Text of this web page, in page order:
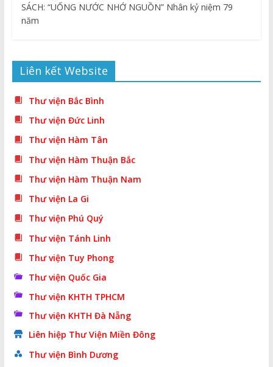
SÁCH: “UỐNG NƯỚC NHỚ NGUỒN” Nhân kỷ niệm 79
năm
Liên kết Website
Thư viện Bắc Bình
Thư viện Đức Linh
Thư viện Hàm Tân
Thư viện Hàm Thuận Bắc
Thư viện Hàm Thuận Nam
Thư viện La Gi
Thư viện Phú Quý
Thư viện Tánh Linh
Thư viện Tuy Phong
Thư viện Quốc Gia
Thư viện KHTH TPHCM
Thư viện KHTH Đà Nẵng
Liên hiệp Thư Viện Miền Đông
Thư viện Bình Dương